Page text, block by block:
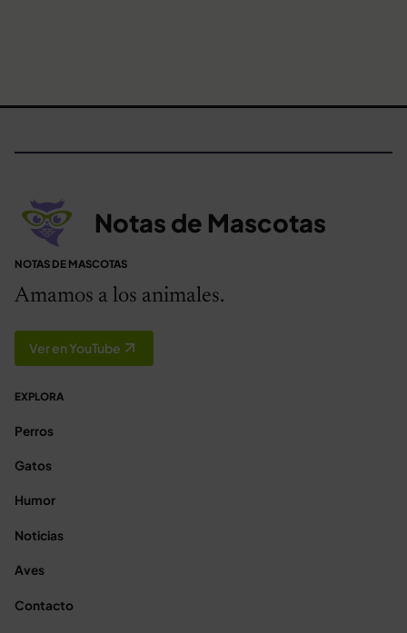
Notas de Mascotas
NOTAS DE MASCOTAS
Amamos a los animales.
Ver en YouTube
EXPLORA
Perros
Gatos
Humor
Noticias
Aves
Contacto